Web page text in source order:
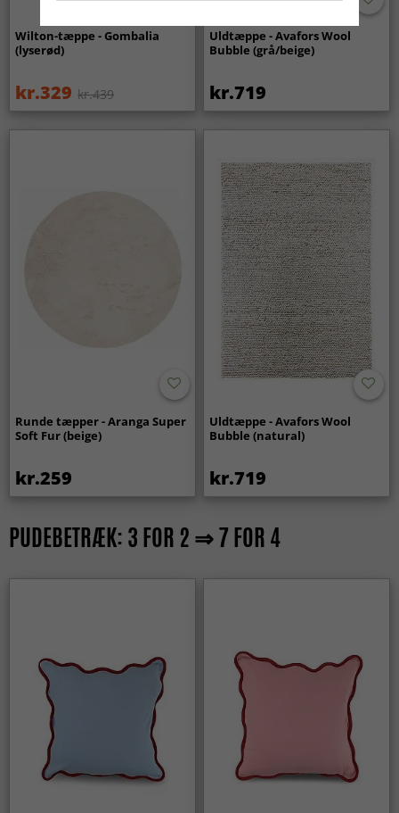
Wilton-tæppe - Gombalia
(lyserød)
kr.329 kr.439
Uldtæppe - Avafors Wool
Bubble (grå/beige)
kr.719
Runde tæpper - Aranga Super
Soft Fur (beige)
kr.259
Uldtæppe - Avafors Wool
Bubble (natural)
kr.719
PUDEBETRÆK: 3 FOR 2 ⇒ 7 FOR 4